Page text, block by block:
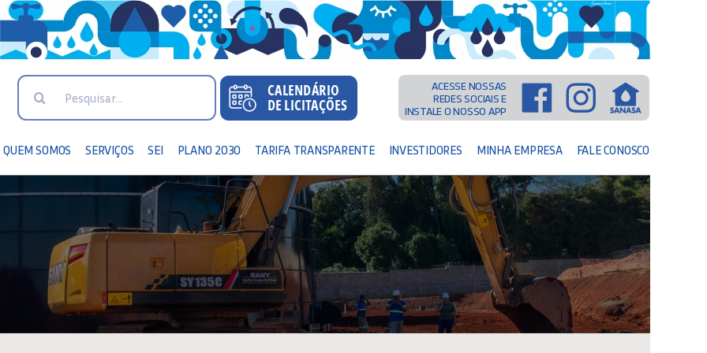
Search
ACESSE NOSSAS
REDES SOCIAIS E
INSTALE O NOSSO APP
QUEM SOMOS SERVIÇOS SEI PLANO 2030 TARIFA TRANSPARENTE INVESTIDORES MINHA EMPRESA FALE CONOSCO